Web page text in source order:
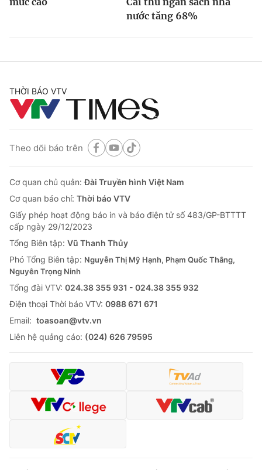
nước tăng 68%
THỜI BÁO VTV
Theo dõi báo trên
Cơ quan chủ quản:Đài Truyền hình Việt Nam
Cơ quan báo chí: Thời báo VTV
Giấy phép hoạt động báo in và báo điện tử số 483/GP-BTTTT
cấp ngày 29/12/2023
Tổng Biên tập: Vũ Thanh Thủy
Phó Tổng Biên tập: Nguyễn Thị Mỹ Hạnh, Phạm Quốc Thắng,
Nguyễn Trọng Ninh
Tổng đài VTV: 024.38 355 931 - 024.38 355 932
Ðiện thoại Thời báo VTV: 0988 671 671
Email: toasoan@vtv.vn
Liên hệ quảng cáo: (024) 626 79595